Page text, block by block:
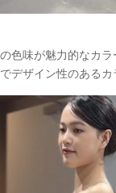
色味が魅力的なカ
デザイン性のあるカ